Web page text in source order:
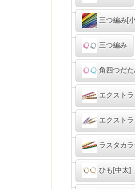
三つ編み[
三つ編み
角四つだ
エクスト
エクスト
ラスタカ
ひも[中太]